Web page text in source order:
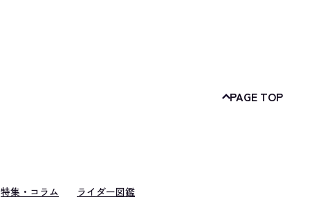
PAGE TOP
特集・コラム ライダー図鑑